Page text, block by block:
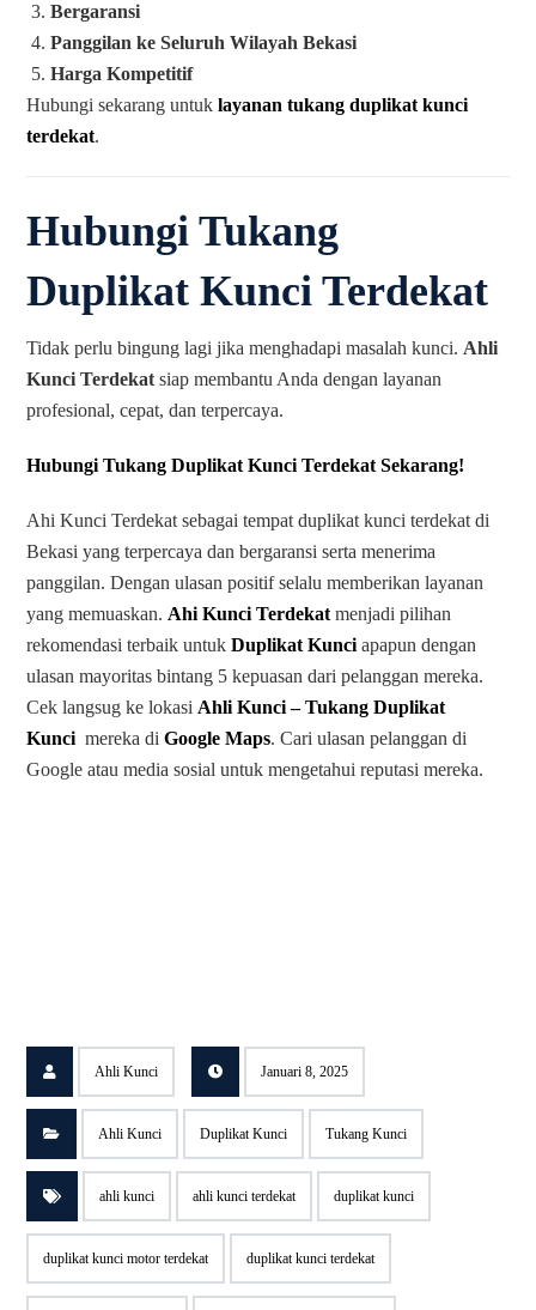
Bergaransi
Panggilan ke Seluruh Wilayah Bekasi
Harga Kompetitif
Hubungi sekarang untuklayanan tukang duplikat kunci
terdekat.
Hubungi Tukang
Duplikat Kunci Terdekat
Tidak perlu bingung lagi jika menghadapi masalah kunci. Ahli
Kunci Terdekat siap membantu Anda dengan layanan
profesional, cepat, dan terpercaya.
Hubungi Tukang Duplikat Kunci Terdekat Sekarang!
Ahi Kunci Terdekat sebagai tempat duplikat kunci terdekat di
Bekasi yang terpercaya dan bergaransi serta menerima
panggilan. Dengan ulasan positif selalu memberikan layanan
yang memuaskan. Ahi Kunci Terdekat menjadi pilihan
rekomendasi terbaik untukDuplikat Kunci apapun dengan
ulasan mayoritas bintang 5 kepuasan dari pelanggan mereka.
Cek langsug ke lokasi Ahli Kunci – Tukang Duplikat
Kunci mereka diGoogle Maps. Cari ulasan pelanggan di
Google atau media sosial untuk mengetahui reputasi mereka.
Ahli Kunci Januari 8, 2025
Ahli Kunci Duplikat Kunci Tukang Kunci
ahli kunci ahli kunci terdekat duplikat kunci
duplikat kunci motor terdekat duplikat kunci terdekat